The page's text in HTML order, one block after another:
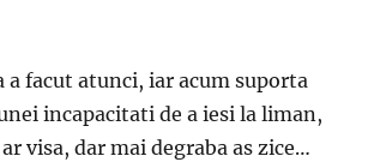
a facut atunci, iar acum suporta
incapacitati de a iesi la liman,
visa, dar mai degraba as zice…